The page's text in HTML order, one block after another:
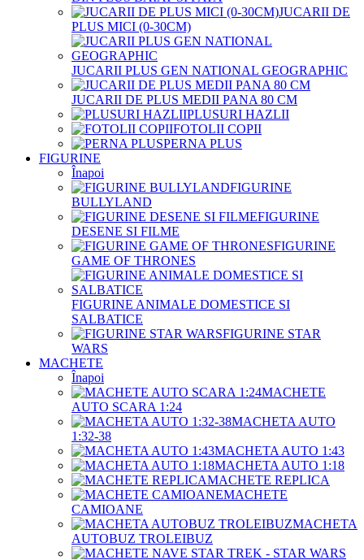
JUCARII DE
PLUS MICI (0-30CM)
JUCARII PLUS GEN NATIONAL GEOGRAPHIC
JUCARII DE PLUS MEDII PANA 80 CM
PLUSURI HAZLII
FOTOLII COPII
PERNA PLUS
FIGURINE
Înapoi
FIGURINE
BULLYLAND
FIGURINE
DESENE SI FILME
FIGURINE
GAME OF THRONES
FIGURINE ANIMALE DOMESTICE SI
SALBATICE
FIGURINE STAR
WARS
MACHETE
Înapoi
MACHETE
AUTO SCARA 1:24
MACHETA AUTO
1:32-38
MACHETA AUTO 1:43
MACHETA AUTO 1:18
MACHETE REPLICA
MACHETE
CAMIOANE
MACHETA
AUTOBUZ TROLEIBUZ